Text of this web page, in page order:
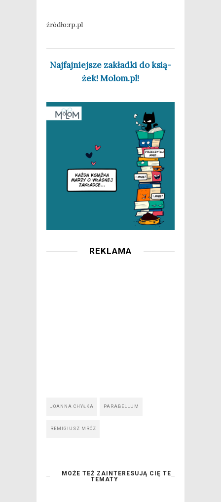
źródło:rp.pl
Naj­faj­niej­sze zakład­ki do ksią­
żek! Molom.pl!
REKLAMA
JOANNA CHYŁKA PARABELLUM
REMIGIUSZ MRÓZ
MOŻE TEŻ ZAINTERESUJĄ CIĘ TE
TEMATY